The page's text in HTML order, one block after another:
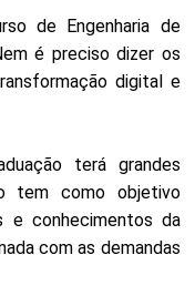
de Engenharia de
é preciso dizer os
digital e
terá grandes
tem como objetivo
e conhecimentos da
com as demandas